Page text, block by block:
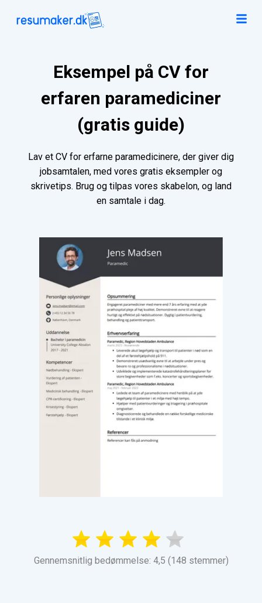
Eksempel på CV for
erfaren paramediciner
(gratis guide)
Lav et CV for erfarne paramedicinere, der giver dig
jobsamtalen, med vores gratis eksempler og
skrivetips. Brug og tilpas vores skabelon, og land
en samtale i dag.
Gennemsnitlig bedømmelse: 4,5 (148 stemmer)